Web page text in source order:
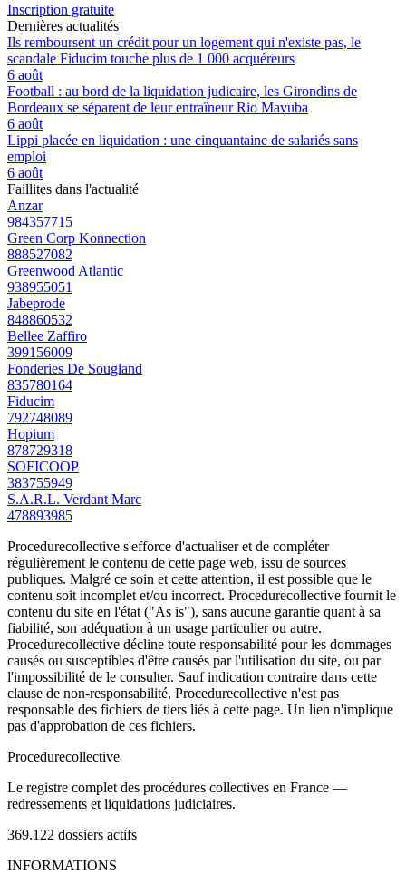
Inscription gratuite
Dernières actualités
Ils remboursent un crédit pour un logement qui n'existe pas, le
scandale Fiducim touche plus de 1 000 acquéreurs
6 août
Football : au bord de la liquidation judicaire, les Girondins de
Bordeaux se séparent de leur entraîneur Rio Mavuba
6 août
Lippi placée en liquidation : une cinquantaine de salariés sans
emploi
6 août
Faillites dans l'actualité
Anzar
984357715
Green Corp Konnection
888527082
Greenwood Atlantic
938955051
Jabeprode
848860532
Bellee Zaffiro
399156009
Fonderies De Sougland
835780164
Fiducim
792748089
Hopium
878729318
SOFICOOP
383755949
S.A.R.L. Verdant Marc
478893985
Procedurecollective s'efforce d'actualiser et de compléter
régulièrement le contenu de cette page web, issu de sources
publiques. Malgré ce soin et cette attention, il est possible que le
contenu soit incomplet et/ou incorrect. Procedurecollective fournit le
contenu du site en l'état ("As is"), sans aucune garantie quant à sa
fiabilité, son adéquation à un usage particulier ou autre.
Procedurecollective décline toute responsabilité pour les dommages
causés ou susceptibles d'être causés par l'utilisation du site, ou par
l'impossibilité de le consulter. Sauf indication contraire dans cette
clause de non-responsabilité, Procedurecollective n'est pas
responsable des fichiers de tiers liés à cette page. Un lien n'implique
pas d'approbation de ces fichiers.
Procedurecollective
Le registre complet des procédures collectives en France —
redressements et liquidations judiciaires.
369.122 dossiers actifs
INFORMATIONS